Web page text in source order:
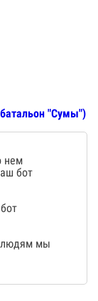
"Сумы")
нем
бот
людям мы